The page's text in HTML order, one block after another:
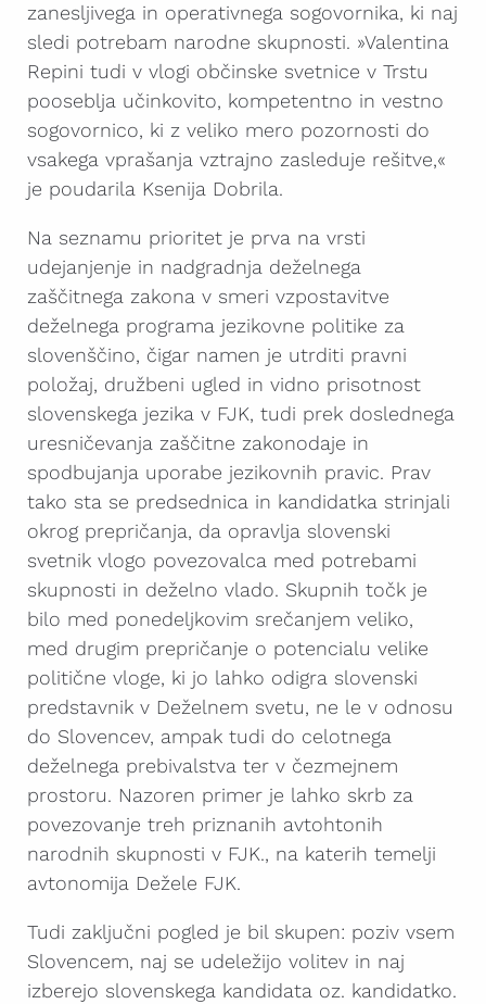
zanesljivega in operativnega sogovornika, ki naj
sledi potrebam narodne skupnosti. »Valentina
Repini tudi v vlogi občinske svetnice v Trstu
pooseblja učinkovito, kompetentno in vestno
sogovornico, ki z veliko mero pozornosti do
vsakega vprašanja vztrajno zasleduje rešitve,«
je poudarila Ksenija Dobrila.
Na seznamu prioritet je prva na vrsti
udejanjenje in nadgradnja deželnega
zaščitnega zakona v smeri vzpostavitve
deželnega programa jezikovne politike za
slovenščino, čigar namen je utrditi pravni
položaj, družbeni ugled in vidno prisotnost
slovenskega jezika v FJK, tudi prek doslednega
uresničevanja zaščitne zakonodaje in
spodbujanja uporabe jezikovnih pravic. Prav
tako sta se predsednica in kandidatka strinjali
okrog prepričanja, da opravlja slovenski
svetnik vlogo povezovalca med potrebami
skupnosti in deželno vlado. Skupnih točk je
bilo med ponedeljkovim srečanjem veliko,
med drugim prepričanje o potencialu velike
politične vloge, ki jo lahko odigra slovenski
predstavnik v Deželnem svetu, ne le v odnosu
do Slovencev, ampak tudi do celotnega
deželnega prebivalstva ter v čezmejnem
prostoru. Nazoren primer je lahko skrb za
povezovanje treh priznanih avtohtonih
narodnih skupnosti v FJK., na katerih temelji
avtonomija Dežele FJK.
Tudi zaključni pogled je bil skupen: poziv vsem
Slovencem, naj se udeležijo volitev in naj
izberejo slovenskega kandidata oz. kandidatko.